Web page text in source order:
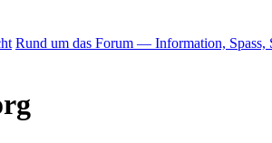
Rund um das Forum — Information, Spass,